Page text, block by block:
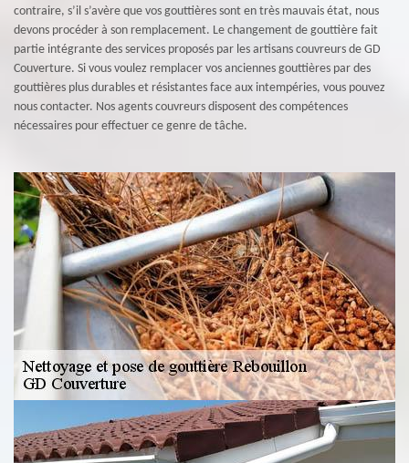
contraire, s’il s’avère que vos gouttières sont en très mauvais état, nous
devons procéder à son remplacement. Le changement de gouttière fait
partie intégrante des services proposés par les artisans couvreurs de GD
Couverture. Si vous voulez remplacer vos anciennes gouttières par des
gouttières plus durables et résistantes face aux intempéries, vous pouvez
nous contacter. Nos agents couvreurs disposent des compétences
nécessaires pour effectuer ce genre de tâche.